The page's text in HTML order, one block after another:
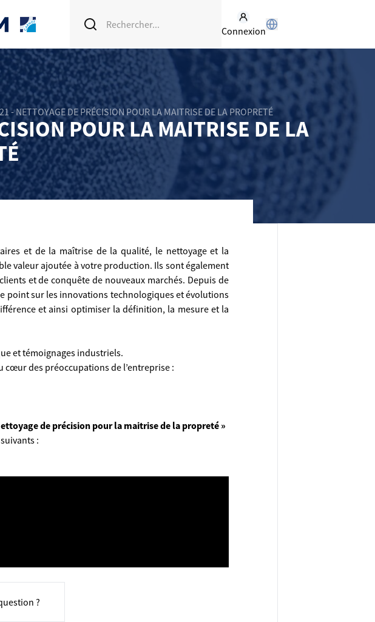
Connexion
- NETTOYAGE DE PRÉCISION POUR LA MAITRISE DE LA PROPRETÉ
POUR LA MAITRISE DE LA
et de la maîtrise de la qualité, le nettoyage et la
valeur ajoutée à votre production. Ils sont également
et de conquête de nouveaux marchés. Depuis de
point sur les innovations technologiques et évolutions
et ainsi optimiser la définition, la mesure et la
et témoignages industriels.
cœur des préoccupations de l’entreprise :
de précision pour la maitrise de la propreté »
:
?